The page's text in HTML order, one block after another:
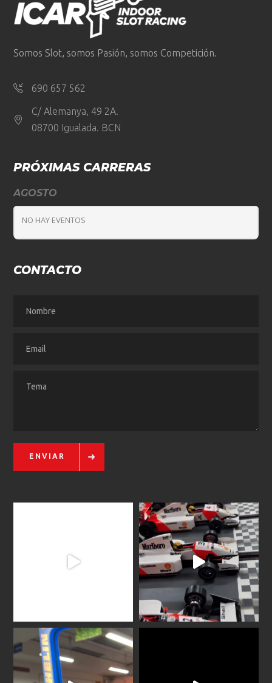
Somos Slot, somos Pasión, somos Competición.
690 657 562
C/ Alemanya, 49 2A.
08700 Igualada. BCN
PRÓXIMAS CARRERAS
AGOSTO
NO HAY EVENTOS
CONTACTO
ENVIAR